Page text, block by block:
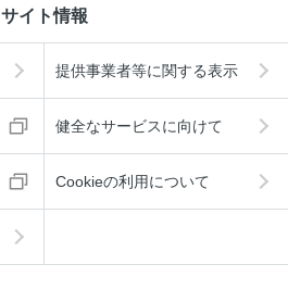
サイト情報
提供事業者等に関する表示
健全なサービスに向けて
Cookieの利用について